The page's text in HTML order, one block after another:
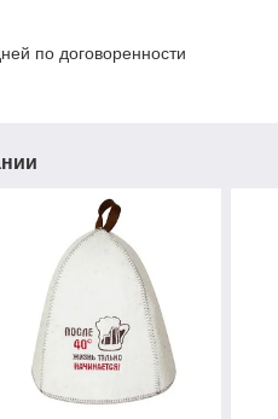
по договоренности